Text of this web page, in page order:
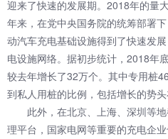
迎来了快速的发展期。2018年的量
年来，在党中央国务院的统筹部署
动汽车充电基础设施得到了快速发
电设施网络。据初步统计，2018年
较去年增长了32万个。其中专用桩
到私人用桩的比例，包括增长的势
此外，在北京、上海、深圳等地
理平台，国家电网等重要的充电企